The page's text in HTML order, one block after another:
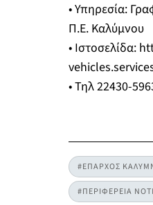
• Υπηρεσία:
Π.Ε. Καλύμνου
• Ιστοσελίδα:
• Τηλ 22430-
#ΕΠΑΡΧΟΣ
#ΠΕΡΙΦΕΡΕΙΑ